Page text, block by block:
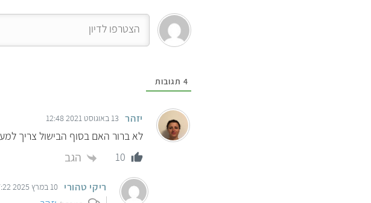
4 תגובות
יזהר 13 באוגוסט 2021 12:48
לא ברור האם בסוף הבישול צריך
10
הגב
ריקי טהורי 10 במרץ 2025 7:22